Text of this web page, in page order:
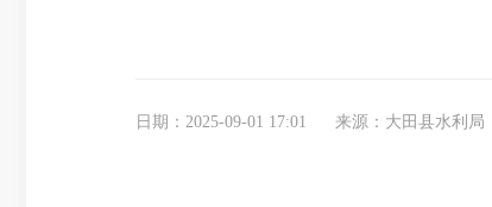
日期：2025-09-01 17:01 来源：大田县水利局